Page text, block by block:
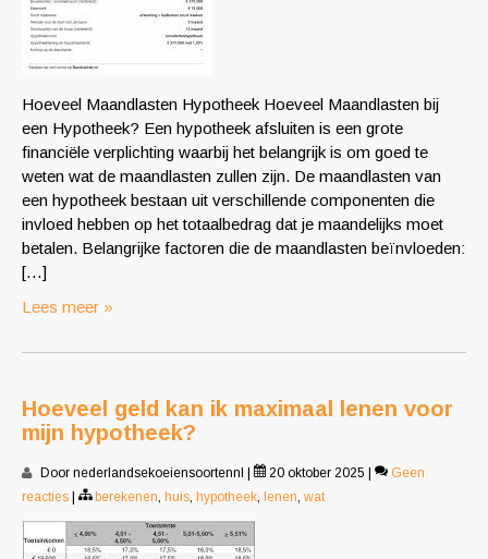
Hoeveel Maandlasten Hypotheek Hoeveel Maandlasten bij
een Hypotheek? Een hypotheek afsluiten is een grote
financiële verplichting waarbij het belangrijk is om goed te
weten wat de maandlasten zullen zijn. De maandlasten van
een hypotheek bestaan uit verschillende componenten die
invloed hebben op het totaalbedrag dat je maandelijks moet
betalen. Belangrijke factoren die de maandlasten beïnvloeden:
[…]
Lees meer »
Hoeveel geld kan ik maximaal lenen voor
mijn hypotheek?
Door nederlandsekoeiensoortennl | 20 oktober 2025 |
Geen
reacties | berekenen huis hypotheek lenen wat